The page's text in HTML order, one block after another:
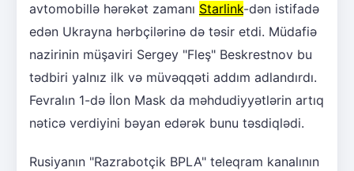
avtomobillə hərəkət zamanı Starlink-dən istifadə
edən Ukrayna hərbçilərinə də təsir etdi. Müdafiə
nazirinin müşaviri Sergey "Fleş" Beskrestnov bu
tədbiri yalnız ilk və müvəqqəti addım adlandırdı.
Fevralın 1-də İlon Mask da məhdudiyyətlərin artıq
nəticə verdiyini bəyan edərək bunu təsdiqlədi.
Rusiyanın "Razrabotçik BPLA" teleqram kanalının